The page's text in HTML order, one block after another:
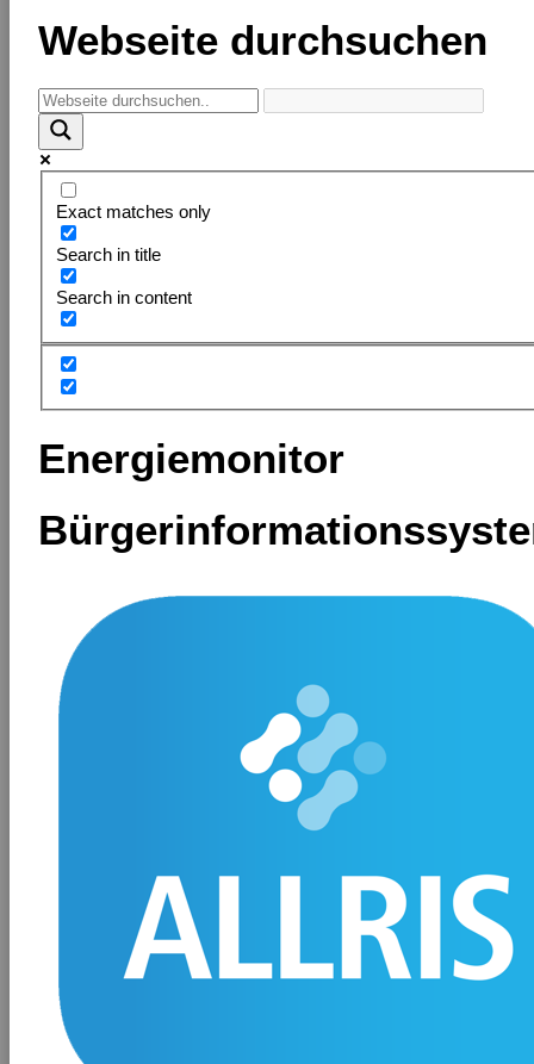
Webseite durchsuchen
Exact matches only
Search in title
Search in content
Energiemonitor